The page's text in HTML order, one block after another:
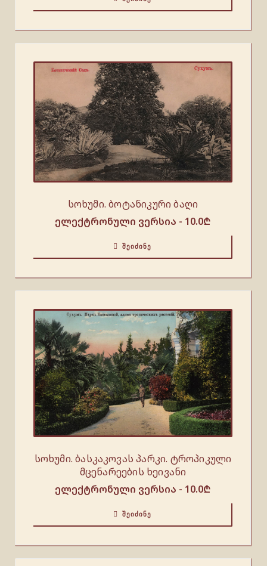
სოხუმი. ბოტანიკური ბაღი
ელექტრონული ვერსია - 10.0₾
ᲨᲔᲘᲫᲘᲜᲔ
სოხუმი. ბასკაკოვას პარკი. ტროპიკული
მცენარეების ხეივანი
ელექტრონული ვერსია - 10.0₾
ᲨᲔᲘᲫᲘᲜᲔ